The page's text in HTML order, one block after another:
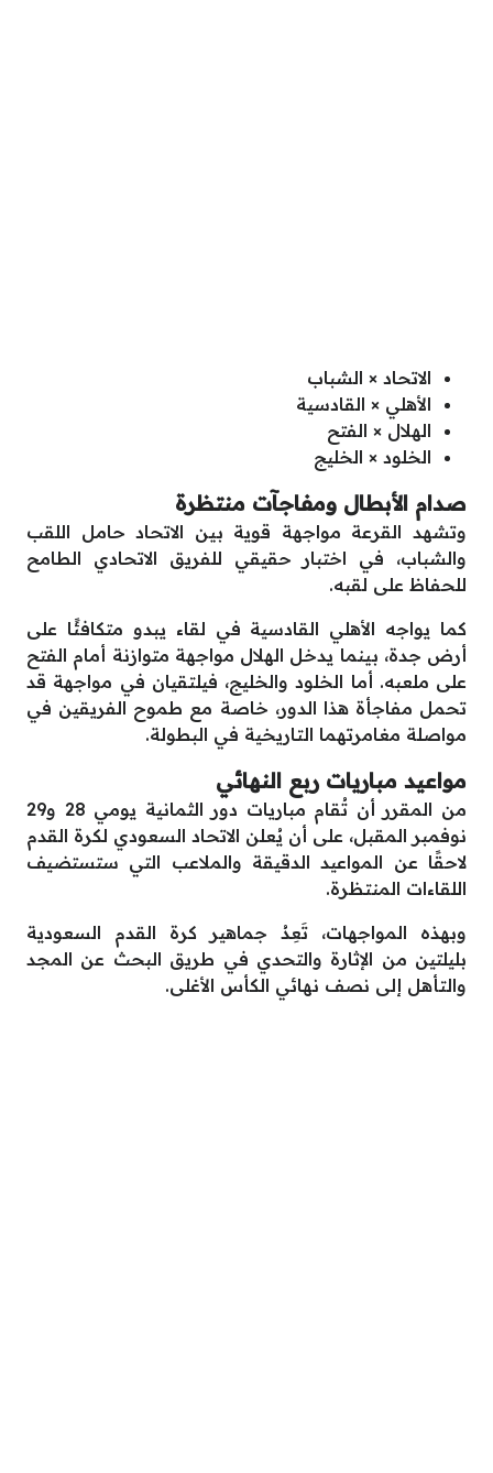
الاتحاد × الشباب
الأهلي × القادسية
الهلال × الفتح
الخلود × الخليج
صدام الأبطال ومفاجآت منتظرة
وتشهد القرعة مواجهة قوية بين الاتحاد حامل اللقب
والشباب، في اختبار حقيقي للفريق الاتحادي الطامح
للحفاظ على لقبه.
كما يواجه الأهلي القادسية في لقاء يبدو متكافئًا على
أرض جدة، بينما يدخل الهلال مواجهة متوازنة أمام الفتح
على ملعبه. أما الخلود والخليج، فيلتقيان في مواجهة قد
تحمل مفاجأة هذا الدور، خاصة مع طموح الفريقين في
مواصلة مغامرتهما التاريخية في البطولة.
مواعيد مباريات ربع النهائي
من المقرر أن تُقام مباريات دور الثمانية يومي 28 و29
نوفمبر المقبل، على أن يُعلن الاتحاد السعودي لكرة القدم
لاحقًا عن المواعيد الدقيقة والملاعب التي ستستضيف
اللقاءات المنتظرة.
وبهذه المواجهات، تَعِدُ جماهير كرة القدم السعودية
بليلتين من الإثارة والتحدي في طريق البحث عن المجد
والتأهل إلى نصف نهائي الكأس الأغلى.